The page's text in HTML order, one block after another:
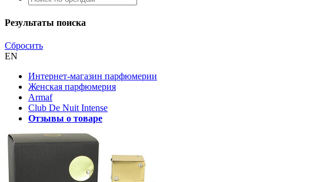
Результаты поиска
Сбросить
EN
Интернет-магазин парфюмерии
Женская парфюмерия
Armaf
Club De Nuit Intense
Отзывы о товаре